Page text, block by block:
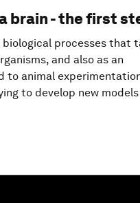
brain - the first
biological processes that
and also as an
to animal
to develop new